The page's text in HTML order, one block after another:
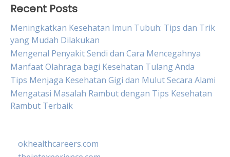
Recent Posts
Meningkatkan Kesehatan Imun Tubuh: Tips dan Trik
yang Mudah Dilakukan
Mengenal Penyakit Sendi dan Cara Mencegahnya
Manfaat Olahraga bagi Kesehatan Tulang Anda
Tips Menjaga Kesehatan Gigi dan Mulut Secara Alami
Mengatasi Masalah Rambut dengan Tips Kesehatan
Rambut Terbaik
okhealthcareers.com